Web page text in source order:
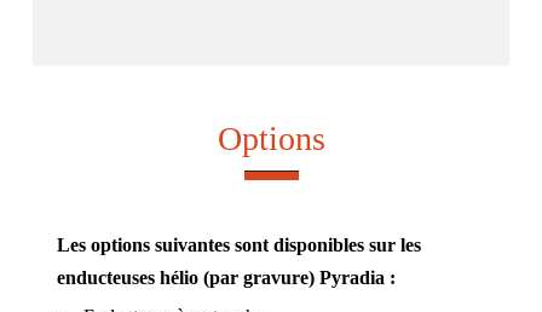
Options
Les options suivantes sont disponibles sur les
enducteuses hélio (par gravure) Pyradia :